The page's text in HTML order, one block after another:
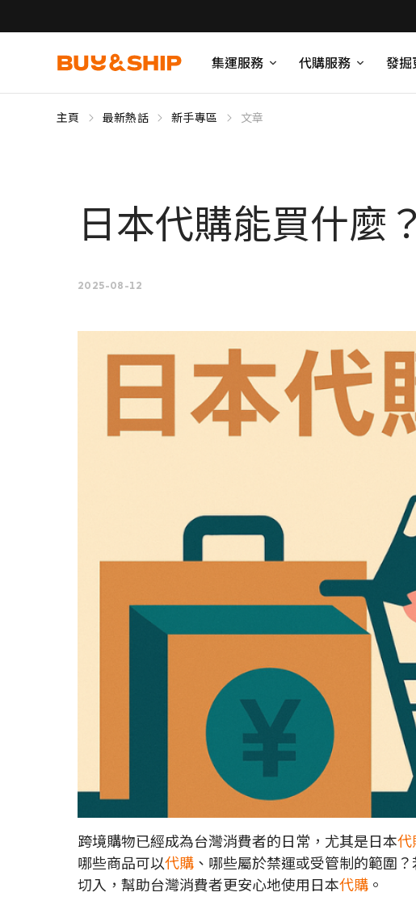
集運服務 代購服務 發掘
主頁 最新熱話 新手專區 文章
日本代購能買什麼
2025-08-12
跨境購物已經成為台灣消費者的日常，尤其是日本代
哪些商品可以代購 、哪些屬於禁運或受管制的範圍
切入，幫助台灣消費者更安心地使用日本代購 。